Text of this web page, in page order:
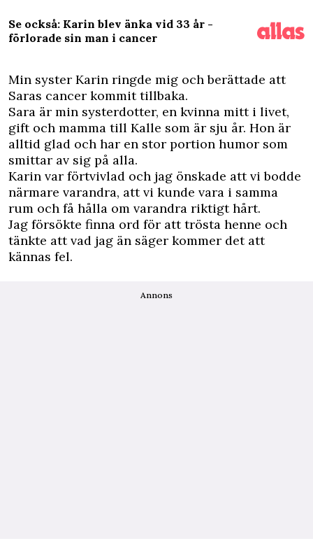
Se också: Karin blev änka vid 33 år -
förlorade sin man i cancer
Min syster Karin ringde mig och berättade att
Saras cancer kommit tillbaka.
Sara är min systerdotter, en kvinna mitt i livet,
gift och mamma till Kalle som är sju år. Hon är
alltid glad och har en stor portion humor som
smittar av sig på alla.
Karin var förtvivlad och jag önskade att vi bodde
närmare varandra, att vi kunde vara i samma
rum och få hålla om varandra riktigt hårt.
Jag försökte finna ord för att trösta henne och
tänkte att vad jag än säger kommer det att
kännas fel.
Annons